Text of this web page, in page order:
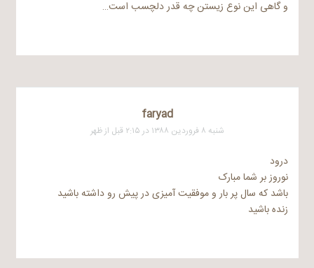
و گاهی این نوع زیستن چه قدر دلچسب است…
faryad
شنبه ۸ فروردین ۱۳۸۸ در ۲:۱۵ قبل از ظهر
درود
نوروز بر شما مبارک
باشد که سال پر بار و موفقیت آمیزی در پیش رو داشته باشید
زنده باشید